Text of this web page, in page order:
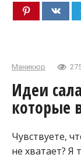
Маникюр
Идеи
которые
Чувствуете,
не хватает?